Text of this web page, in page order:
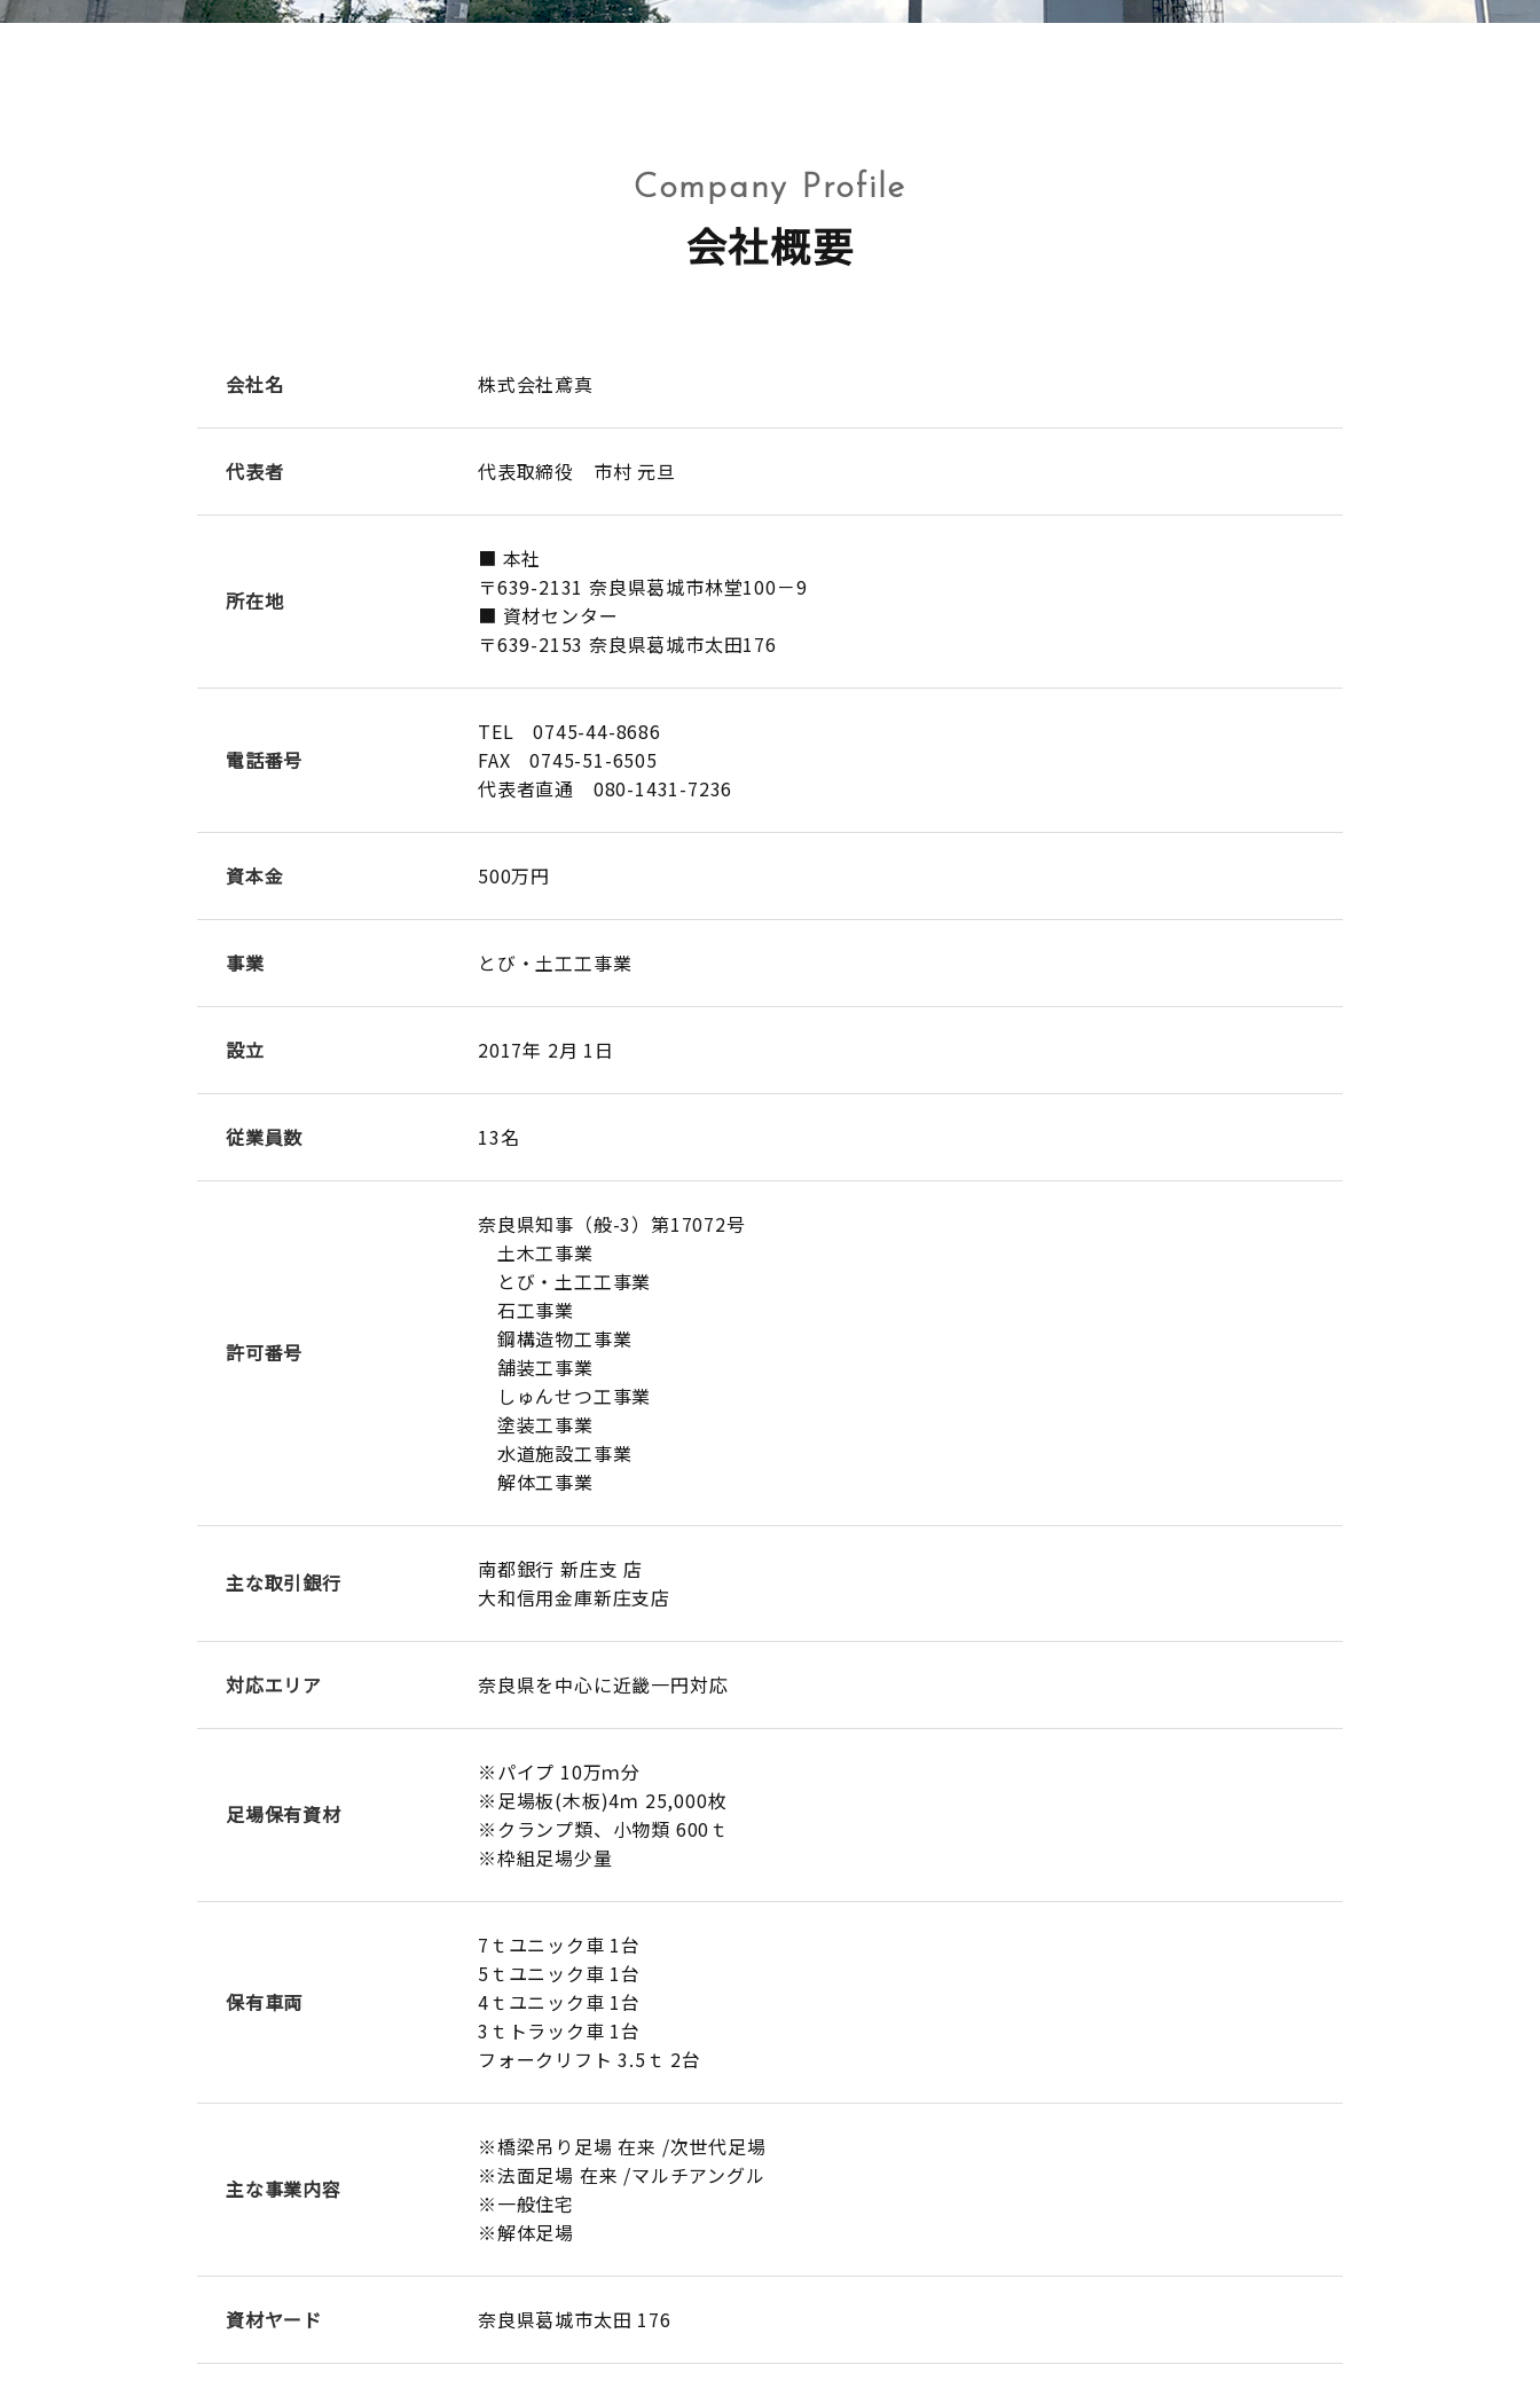
Company Profile
会社概要
会社名 株式会社鳶真
代表者 代表取締役 市村 元旦
所在地
■ 本社
〒639-2131 奈良県葛城市林堂100－9
■ 資材センター
〒639-2153 奈良県葛城市太田176
電話番号
TEL 0745-44-8686
FAX 0745-51-6505
代表者直通 080-1431-7236
資本金 500万円
事業 とび・土工工事業
設立 2017年 2月 1日
従業員数 13名
許可番号
奈良県知事（般-3）第17072号
土木工事業
とび・土工工事業
石工事業
鋼構造物工事業
舗装工事業
しゅんせつ工事業
塗装工事業
水道施設工事業
解体工事業
主な取引銀行
南都銀行 新庄支 店
大和信用金庫新庄支店
対応エリア 奈良県を中心に近畿一円対応
足場保有資材
※パイプ 10万ｍ分
※足場板(木板)4ｍ 25,000枚
※クランプ類、小物類 600ｔ
※枠組足場少量
保有車両
7ｔユニック車 1台
5ｔユニック車 1台
4ｔユニック車 1台
3ｔトラック車 1台
フォークリフト 3.5ｔ 2台
主な事業内容
※橋梁吊り足場 在来 /次世代足場
※法面足場 在来 /マルチアングル
※一般住宅
※解体足場
資材ヤード 奈良県葛城市太田 176